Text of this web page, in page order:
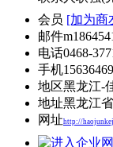
会员 [加为商
邮件
电话0468-
手机
地区黑龙江-
地址黑龙江
网址http://